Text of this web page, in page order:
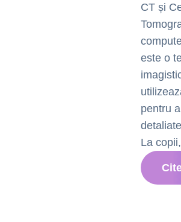
CT și
este o
pentru
La